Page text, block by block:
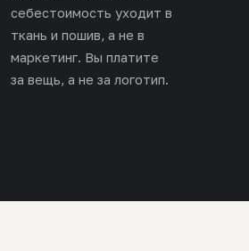
себестоимость уходит в
ткань и пошив, а не в
маркетинг. Вы платите
за вещь, а не за логотип.